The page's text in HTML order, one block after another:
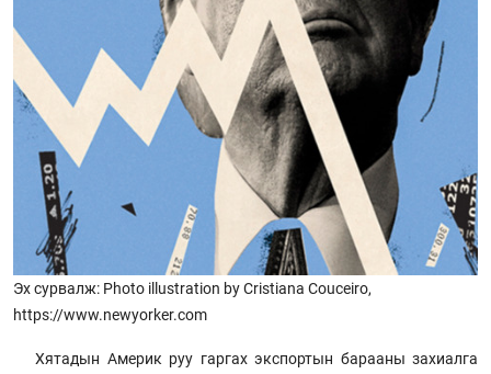
Эх сурвалж: Photo illustration by Cristiana Couceiro,
https://www.newyorker.com
Хятадын Америк руу гаргах экспортын барааны захиалга